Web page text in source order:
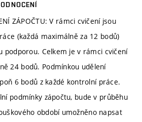
ZÁPOČTU: V rámci cvičení jsou
(každá maximálně za 12 bodů)
podporou. Celkem je v rámci cvičení
24 bodů. Podmínkou udělení
6 bodů z každé kontrolní práce.
podmínky zápočtu, bude v průběhu
období umožněno napsat